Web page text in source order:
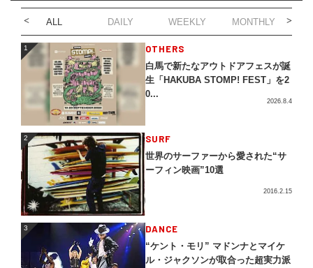
ALL DAILY WEEKLY MONTHLY
1 OTHERS
白馬で新たなアウトドアフェスが誕
生「HAKUBA STOMP! FEST」を2
0...
2026.8.4
2 SURF
世界のサーファーから愛された“サ
ーフィン映画”10選
2016.2.15
3 DANCE
“ケント・モリ” マドンナとマイケ
ル・ジャクソンが取合った超実力派